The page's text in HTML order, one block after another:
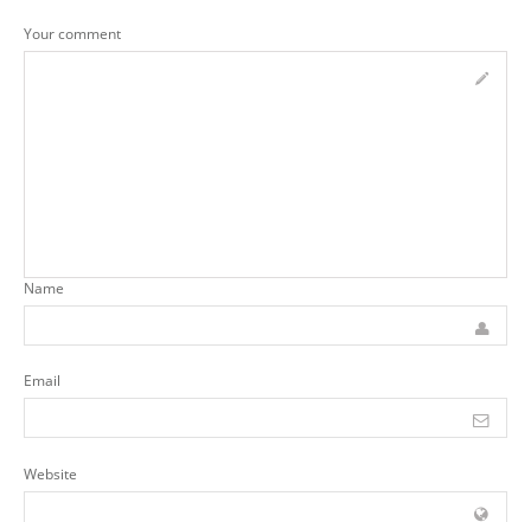
Your comment
Name
Email
Website